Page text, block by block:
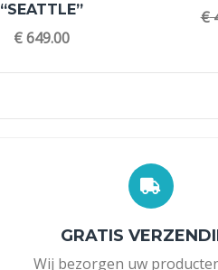
“SEATTLE”
€649.00
€
GRATIS
Wij bezorgen uw